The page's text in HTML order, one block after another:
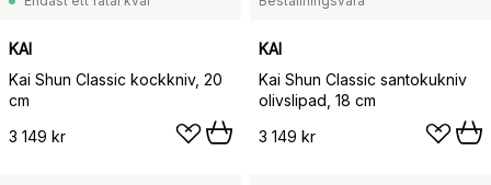
KAI
Kai Shun Classic kockkniv, 20
cm
3 149 kr
KAI
Kai Shun Classic santokukniv
olivslipad, 18 cm
3 149 kr